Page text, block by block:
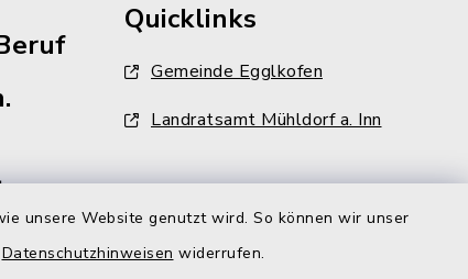
unsere Website genutzt wird. So können wir unser
Datenschutzhinweisen widerrufen.
als
und
Quicklinks
Gemeinde Egglkofen
Landratsamt Mühldorf a. Inn